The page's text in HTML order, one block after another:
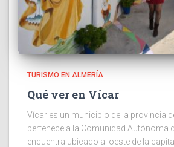
TURISMO EN ALMERÍA
Qué ver en Vícar
Vícar es un municipio de la provincia
pertenece a la Comunidad Autónoma
encuentra ubicado al oeste de la